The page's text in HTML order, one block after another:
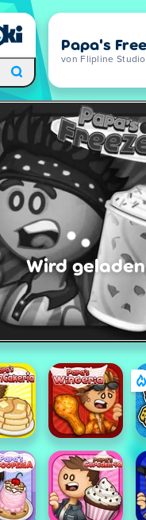
Papa's
von Flipline
Wird geladen